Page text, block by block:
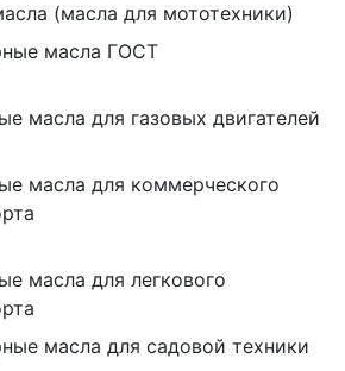
(масла для мототехники)
масла ГОСТ
масла для газовых двигателей
масла для коммерческого
масла для легкового
масла для садовой техники